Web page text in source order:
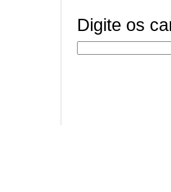
Digite os